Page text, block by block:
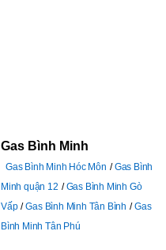
Gas Bình Minh
Gas Bình Minh Hóc Môn
Gas Bình
Minh quận 12
Gas Bình Minh Gò
Vấp
Gas Bình Minh Tân Bình
Gas
Bình Minh Tân Phú